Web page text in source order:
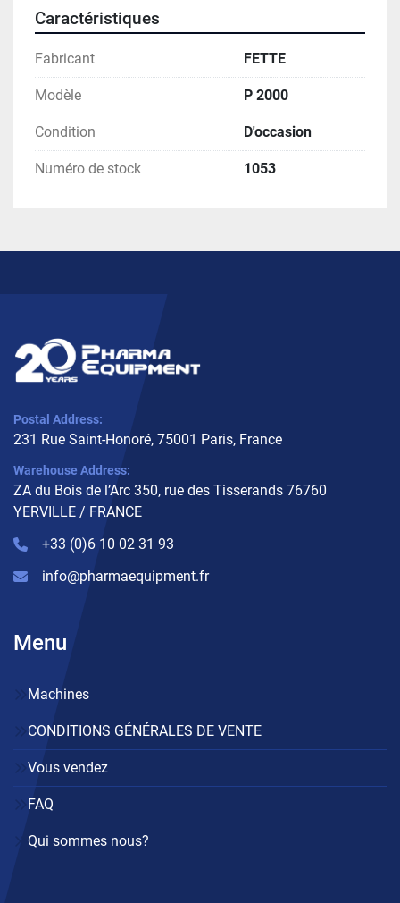
Caractéristiques
Fabricant FETTE
Modèle P 2000
Condition D'occasion
Numéro de stock 1053
Postal Address:
231 Rue Saint-Honoré, 75001 Paris, France
Warehouse Address:
ZA du Bois de l’Arc 350, rue des Tisserands 76760
YERVILLE / FRANCE
+33 (0)6 10 02 31 93
info@pharmaequipment.fr
Menu
Machines
CONDITIONS GÉNÉRALES DE VENTE
Vous vendez
FAQ
Qui sommes nous?